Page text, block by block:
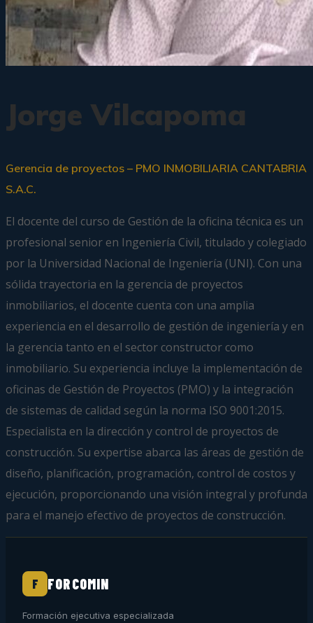
Jorge Vilcapoma
Gerencia de proyectos – PMO INMOBILIARIA CANTABRIA
S.A.C.
El docente del curso de Gestión de la oficina técnica es un
profesional senior en Ingeniería Civil, titulado y colegiado
por la Universidad Nacional de Ingeniería (UNI). Con una
sólida trayectoria en la gerencia de proyectos
inmobiliarios, el docente cuenta con una amplia
experiencia en el desarrollo de gestión de ingeniería y en
la gerencia tanto en el sector constructor como
inmobiliario. Su experiencia incluye la implementación de
oficinas de Gestión de Proyectos (PMO) y la integración
de sistemas de calidad según la norma ISO 9001:2015.
Especialista en la dirección y control de proyectos de
construcción. Su expertise abarca las áreas de gestión de
diseño, planificación, programación, control de costos y
ejecución, proporcionando una visión integral y profunda
para el manejo efectivo de proyectos de construcción.
F FORCOMIN
Formación ejecutiva especializada